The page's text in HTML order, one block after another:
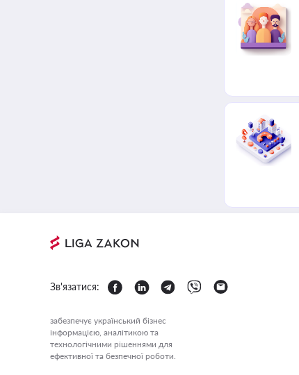
Зв'язатися:
забезпечує український бізнес
інформацією, аналітикою та
технологічними рішеннями для
ефективної та безпечної роботи.